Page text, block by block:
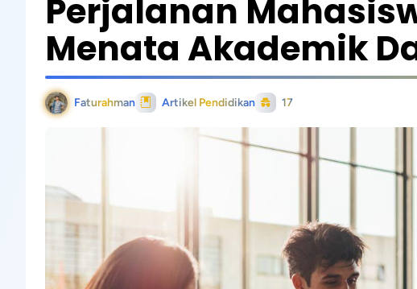
Perjalanan
Menata Akademik
Faturahman Artikel Pendidikan 17